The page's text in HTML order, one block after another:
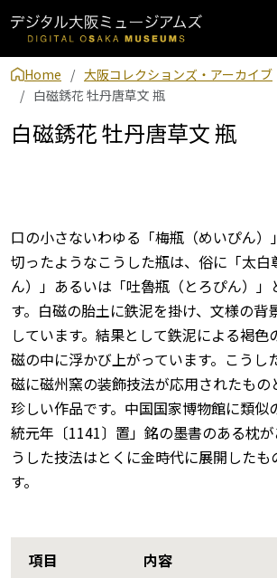
Home
大阪コレクションズ・アーカイブ
白磁銹花 牡丹唐草文 瓶
白磁銹花 牡丹唐草文 瓶
口の小さないわゆる「梅瓶（めいぴん）
切ったようなこうした瓶は、俗に「太白
ん）」あるいは「吐魯瓶（とろぴん）」
す。白磁の胎土に鉄泥を掛け、文様の背
しています。結果として鉄泥による褐色
磁の中に浮かび上がっています。こうし
磁に磁州窯の装飾技法が応用されたもの
珍しい作品です。中国国家博物館に類似
統元年〔1141〕置」銘の墨書のある枕
うした技法はとくに金時代に展開したも
す。
項目 内容